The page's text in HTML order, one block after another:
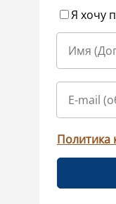
Я хочу
Политика